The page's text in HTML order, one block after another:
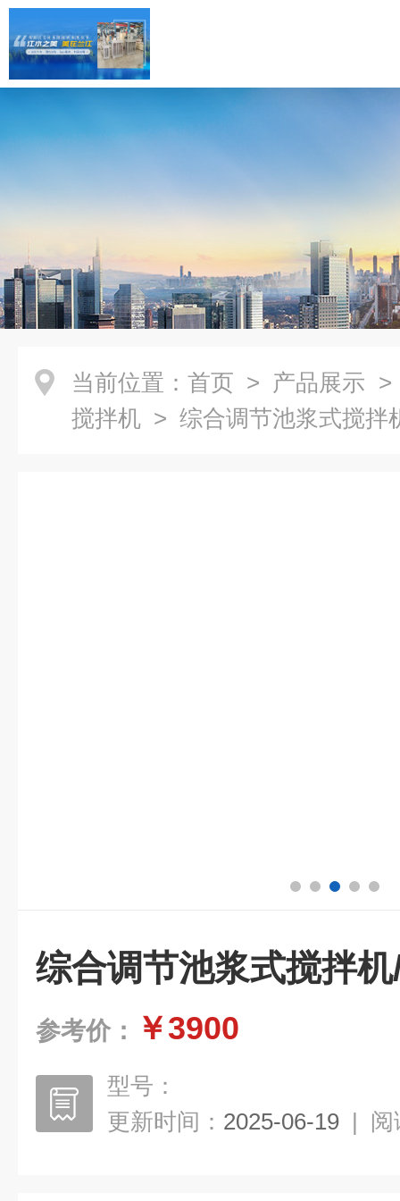
当前位置： 首页 > 产品展示
搅拌机 > 综合调节池浆式搅拌
综合调节池浆式搅拌
参考价： ￥3900
型号：
更新时间： 2025-06-19 | 阅